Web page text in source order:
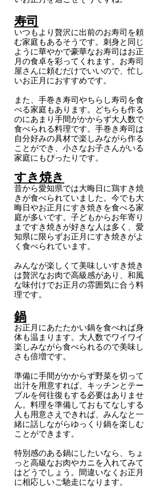
寿司
いつもより贅沢に出前のお寿司を頼
む家庭もあるそうです。刺身と同じ
ように華やかで豪華なお寿司はお正
月の食卓を彩ってくれます。お寿司
屋さんに頼むだけでいいので、忙し
いお正月におすすめです。
また、手巻き寿司やちらし寿司を食
べる家庭もあります。どちらも作る
のにあまり手間がかからず大人数で
食べられる料理です。手巻き寿司は
自分好みの具材で楽しみながら作る
ことができ、小さなお子さんがいる
家庭にもぴったりです。
すき焼き
昔から愛知県では大晦日に鶏すき焼
きが食べられていました。今でも大
晦日やお正月にすき焼きを食べる家
庭が多いです。子どもからお年寄り
まですき焼きが好きな人は多く、愛
知県に限らずお正月にすき焼きがよ
く食べられています。
みんなが楽しくて美味しいすき焼き
は贅沢なお肉で高級感があり、和風
な味付けでお正月の雰囲気に合う料
理です。
鍋
お正月にあたたかい鍋を食べれば身
体も温まります。大人数でワイワイ
楽しみながら食べられるので美味し
さも倍増です。
準備に手間がかからず野菜を切って
出汁を用意すれば、キッチンとテー
ブルを何往復もする必要はありませ
ん。料理を準備しておもてなしする
人も用意さえできれば、みんなと一
緒に話しながらゆっくり鍋を楽しむ
ことができます。
特別感のある鍋にしたいなら、ちょ
っと高級なお肉やカニを入れてみて
はどうでしょう。間違いなくお正月
に相応しいご馳走になります。